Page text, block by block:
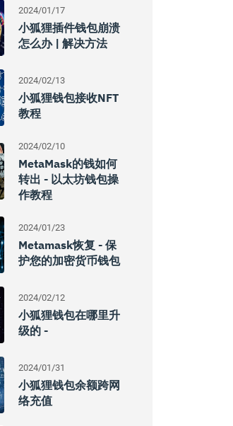
2024/01/17
小狐狸插件钱包崩溃
怎么办 | 解决方法
2024/02/13
小狐狸钱包接收NFT
教程
2024/02/10
MetaMask的钱如何
转出 - 以太坊钱包操
作教程
2024/01/23
Metamask恢复 - 保
护您的加密货币钱包
2024/02/12
小狐狸钱包在哪里升
级的 -
2024/01/31
小狐狸钱包余额跨网
络充值